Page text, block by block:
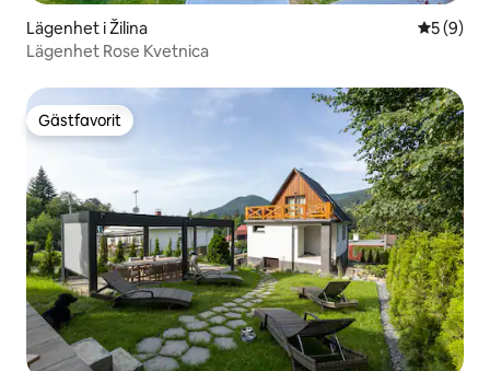
Lägenhet i Žilina 5 av 5 i
5 (9)
Lägenhet Rose Kvetnica
Gästfavorit
Gästfavorit